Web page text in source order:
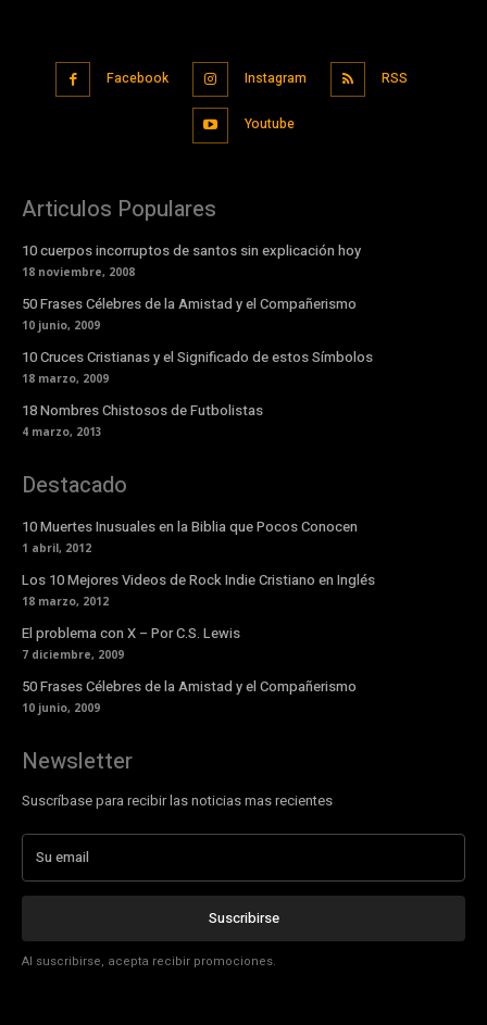
Facebook Instagram RSS
Youtube
Articulos Populares
10 cuerpos incorruptos de santos sin explicación hoy
18 noviembre, 2008
50 Frases Célebres de la Amistad y el Compañerismo
10 junio, 2009
10 Cruces Cristianas y el Significado de estos Símbolos
18 marzo, 2009
18 Nombres Chistosos de Futbolistas
4 marzo, 2013
Destacado
10 Muertes Inusuales en la Biblia que Pocos Conocen
1 abril, 2012
Los 10 Mejores Videos de Rock Indie Cristiano en Inglés
18 marzo, 2012
El problema con X – Por C.S. Lewis
7 diciembre, 2009
50 Frases Célebres de la Amistad y el Compañerismo
10 junio, 2009
Newsletter
Suscríbase para recibir las noticias mas recientes
Suscribirse
Al suscribirse, acepta recibir promociones.